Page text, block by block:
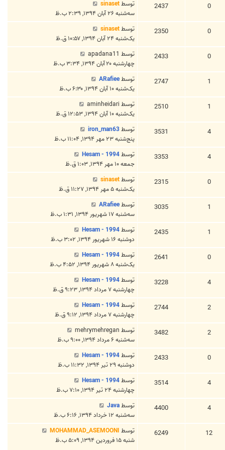
0
2437 توسطsinaset
سه‌شنبه ۲۶ آبان ۱۳۹۴, ۲:۳۹ ب.ظ
0
2350 توسطsinaset
یک‌شنبه ۲۴ آبان ۱۳۹۴, ۱۰:۵۷ ق.ظ
0
2433 توسط apadana11
چهارشنبه ۲۰ آبان ۱۳۹۴, ۳:۳۴ ب.ظ
1
2747 توسطARafiee
یک‌شنبه ۱۰ آبان ۱۳۹۴, ۶:۳۰ ب.ظ
1
2510 توسط aminheidari
یک‌شنبه ۱۰ آبان ۱۳۹۴, ۱۲:۵۳ ق.ظ
4
3531 توسطiron_man63
پنج‌شنبه ۲۳ مهر ۱۳۹۴, ۱۱:۰۴ ب.ظ
4
3353 توسطHesam - 1994
جمعه ۱۰ مهر ۱۳۹۴, ۱:۰۳ ق.ظ
0
2315 توسطsinaset
یک‌شنبه ۵ مهر ۱۳۹۴, ۱۱:۲۷ ق.ظ
1
3035 توسطARafiee
سه‌شنبه ۱۷ شهریور ۱۳۹۴, ۱:۳۱ ب.ظ
1
2435 توسطHesam - 1994
دوشنبه ۱۶ شهریور ۱۳۹۴, ۳:۰۲ ب.ظ
0
2641 توسطHesam - 1994
یک‌شنبه ۸ شهریور ۱۳۹۴, ۴:۵۲ ب.ظ
4
3228 توسطHesam - 1994
چهارشنبه ۷ مرداد ۱۳۹۴, ۹:۲۳ ق.ظ
2
2744 توسطHesam - 1994
چهارشنبه ۷ مرداد ۱۳۹۴, ۹:۱۲ ق.ظ
2
3482 توسط mehrymehregan
سه‌شنبه ۶ مرداد ۱۳۹۴, ۹:۰۰ ب.ظ
0
2433 توسطHesam - 1994
دوشنبه ۲۹ تیر ۱۳۹۴, ۱۱:۳۲ ب.ظ
4
3514 توسطHesam - 1994
چهارشنبه ۲۴ تیر ۱۳۹۴, ۷:۱۰ ب.ظ
4
4400 توسطJava
سه‌شنبه ۱۲ خرداد ۱۳۹۴, ۶:۱۶ ب.ظ
12
6249 توسط MOHAMMAD_ASEMOONI
شنبه ۱۵ فروردین ۱۳۹۴, ۵:۰۹ ب.ظ